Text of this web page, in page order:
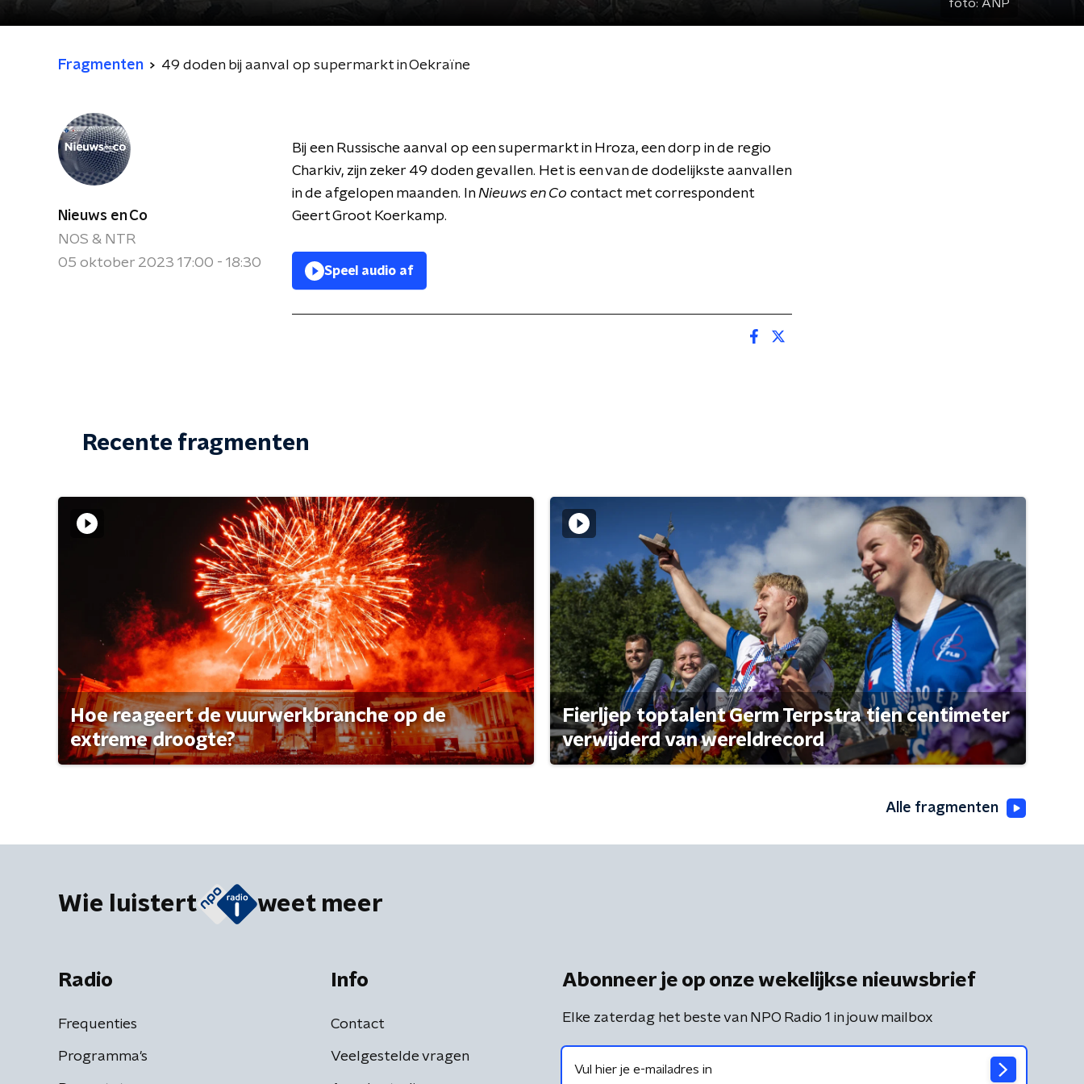
foto: ANP
Fragmenten 49 doden bij aanval op supermarkt in Oekraïne
Nieuws en Co
NOS & NTR
05 oktober 2023 17:00 - 18:30
Bij een Russische aanval op een supermarkt in Hroza, een dorp in de regio
Charkiv, zijn zeker 49 doden gevallen. Het is een van de dodelijkste aanvallen
in de afgelopen maanden. InNieuws en Co contact met correspondent
Geert Groot Koerkamp.
Speel audio af
Recente fragmenten
Hoe reageert de vuurwerkbranche op de
extreme droogte?
Fierljep toptalent Germ Terpstra tien centimeter
verwijderd van wereldrecord
Alle fragmenten
Wie luistert weet meer
Radio
Frequenties
Programma's
Info
Contact
Veelgestelde vragen
Abonneer je op onze wekelijkse nieuwsbrief
Elke zaterdag het beste van NPO Radio 1 in jouw mailbox